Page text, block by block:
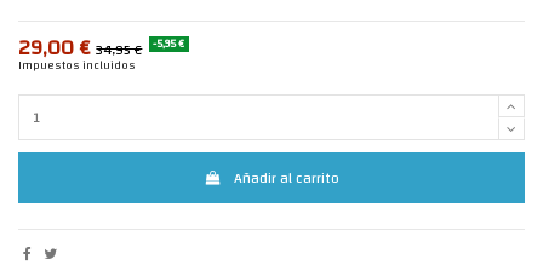
29,00 € 34,95 € -5,95 €
Impuestos incluidos
Añadir al carrito